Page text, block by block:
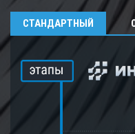
СТАНДАРТНЫЙ